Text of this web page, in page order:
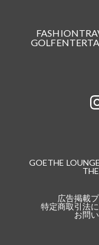
FASHION
GOLF
GOETHE LOUNGE
広告掲載
特定商取引法
お問